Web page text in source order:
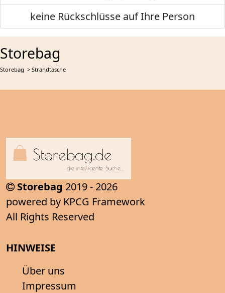
keine Rückschlüsse auf Ihre Person
Storebag
Storebag > Strandtasche
Storebag 2019 - 2026
powered by KPCG Framework
All Rights Reserved
HINWEISE
Über uns
Impressum